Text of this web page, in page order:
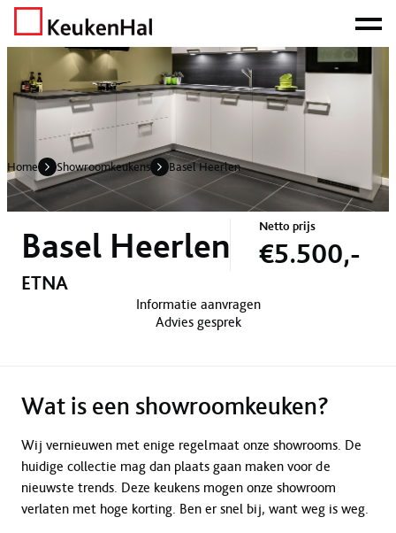
Home Showroomkeukens
Home Showroomkeukens Basel Heerlen
Basel Heerlen Netto prijs
€5.500,-
ETNA
Informatie aanvragen
Advies gesprek
Wat is een showroomkeuken?
Wij vernieuwen met enige regelmaat onze showrooms. De
huidige collectie mag dan plaats gaan maken voor de
nieuwste trends. Deze keukens mogen onze showroom
verlaten met hoge korting. Ben er snel bij, want weg is weg.